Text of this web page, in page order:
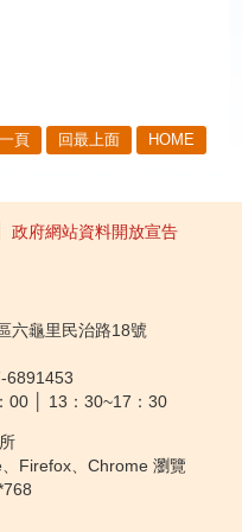
頁 回最上面 HOME
政府網站資料開放宣告
六龜里民治路18號
6891453
00 │ 13：30~17：30
Firefox、Chrome 瀏覽